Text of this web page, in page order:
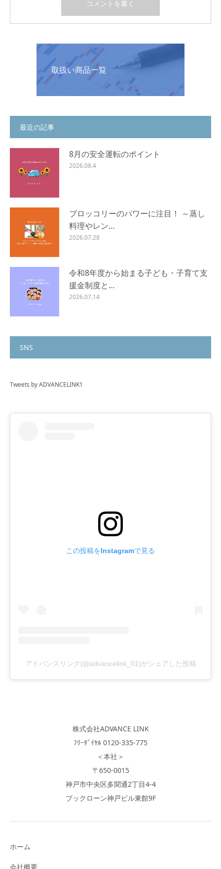
取扱い商品一覧
最近の記事
8月の安全運転のポイント
2026.08.4
ブロッコリーのパワーに注目！ ～蒸し
料理やレン…
2026.07.28
令和8年度から始まる子ども・子育て支
援金制度と…
2026.07.14
SNS
Tweets by ADVANCELINK1
この投稿をInstagramで見る
アドバンスリンク(@advancelink_01)がシェアした投稿
株式会社ADVANCE LINK
ﾌﾘｰﾀﾞｲﾔﾙ 0120-335-775
＜本社＞
〒650-0015
神戸市中央区多聞通2丁目4-4
ブックローン神戸ビル東館9F
ホーム
会社概要